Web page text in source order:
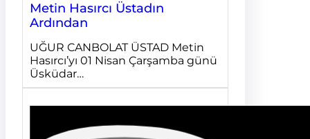
Metin Hasırcı Üstadın
Ardından
UĞUR CANBOLAT ÜSTAD Metin
Hasırcı’yı 01 Nisan Çarşamba günü
Üsküdar…